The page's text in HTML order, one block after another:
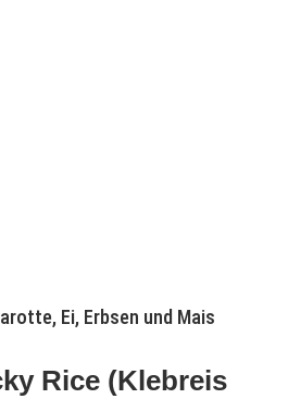
Ei, Erbsen und Mais
Rice (Klebreis